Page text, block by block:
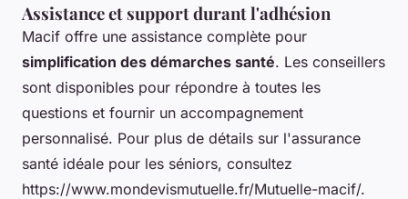
Assistance et support durant l'adhésion
Macif offre une assistance complète pour
simplification des démarches santé. Les conseillers
sont disponibles pour répondre à toutes les
questions et fournir un accompagnement
personnalisé. Pour plus de détails sur l'assurance
santé idéale pour les séniors, consultez
https://www.mondevismutuelle.fr/Mutuelle-macif/.